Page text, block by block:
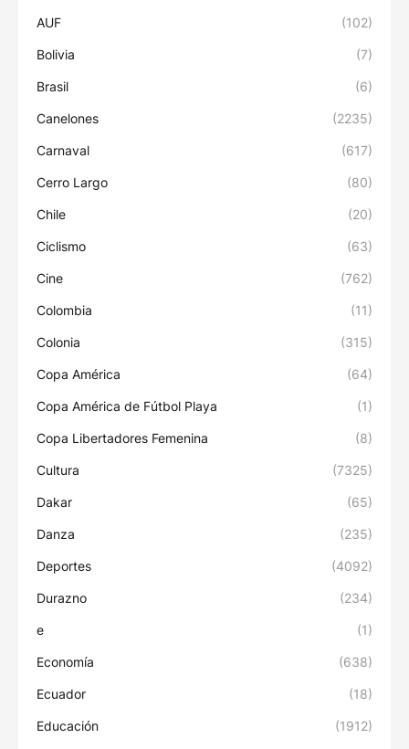
AUF (102)
Bolivia (7)
Brasil (6)
Canelones (2235)
Carnaval (617)
Cerro Largo (80)
Chile (20)
Ciclismo (63)
Cine (762)
Colombia (11)
Colonia (315)
Copa América (64)
Copa América de Fútbol Playa (1)
Copa Libertadores Femenina (8)
Cultura (7325)
Dakar (65)
Danza (235)
Deportes (4092)
Durazno (234)
e (1)
Economía (638)
Ecuador (18)
Educación (1912)